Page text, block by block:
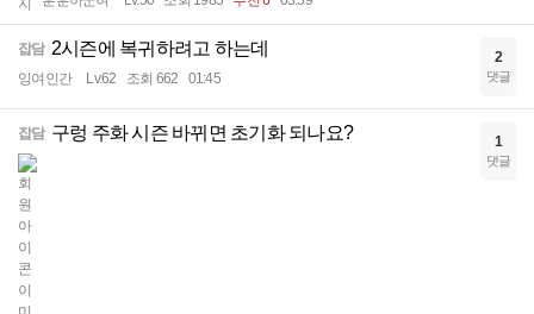
잡담 2시즌에 복귀하려고 하는데
잉여인간 Lv.62 조회 662 01:45
2
댓글
잡담 구렁 주화 시즌 바뀌면 초기화 되나요? 1
댓글